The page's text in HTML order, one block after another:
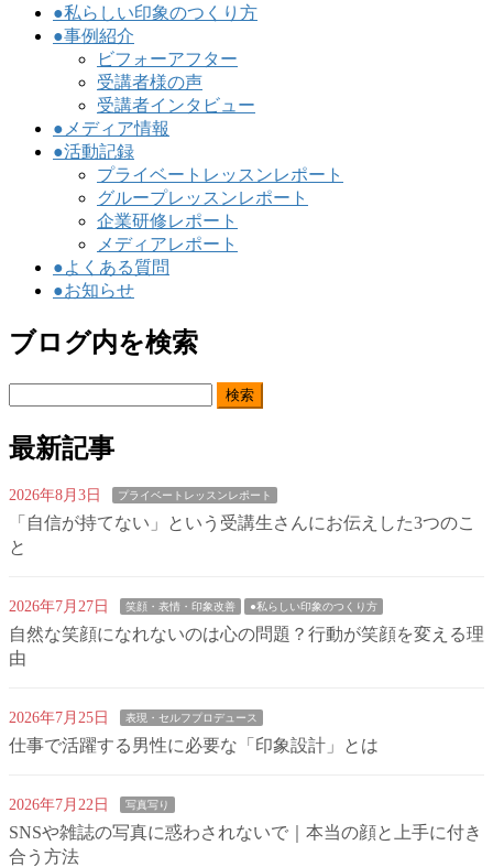
●私らしい印象のつくり方
●事例紹介
ビフォーアフター
受講者様の声
受講者インタビュー
●メディア情報
●活動記録
プライベートレッスンレポート
グループレッスンレポート
企業研修レポート
メディアレポート
●よくある質問
●お知らせ
ブログ内を検索
最新記事
2026年8月3日 プライベートレッスンレポート
「自信が持てない」という受講生さんにお伝えした3つのこ
と
2026年7月27日 笑顔・表情・印象改善 ●私らしい印象のつくり方
自然な笑顔になれないのは心の問題？行動が笑顔を変える理
由
2026年7月25日 表現・セルフプロデュース
仕事で活躍する男性に必要な「印象設計」とは
2026年7月22日 写真写り
SNSや雑誌の写真に惑わされないで｜本当の顔と上手に付き
合う方法